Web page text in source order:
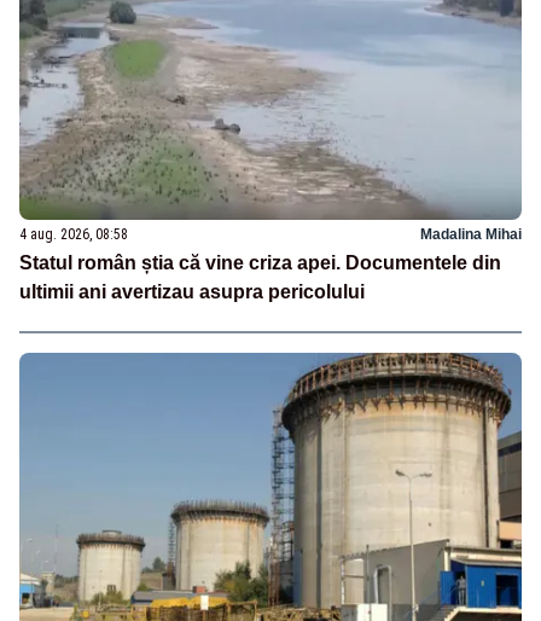
4 aug. 2026, 08:58 Madalina Mihai
Statul român știa că vine criza apei. Documentele din
ultimii ani avertizau asupra pericolului